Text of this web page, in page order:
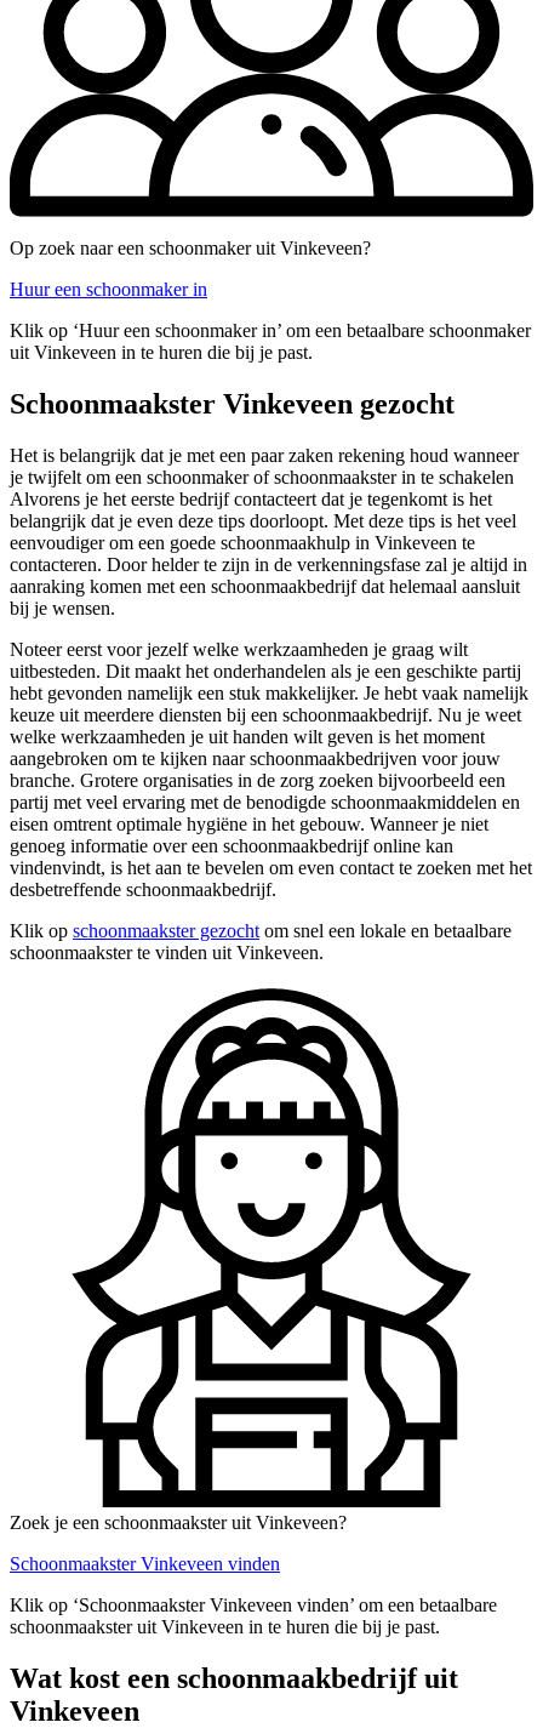
Op zoek naar een schoonmaker uit Vinkeveen?
Huur een schoonmaker in
Klik op ‘Huur een schoonmaker in’ om een betaalbare schoonmaker
uit Vinkeveen in te huren die bij je past.
Schoonmaakster Vinkeveen gezocht
Het is belangrijk dat je met een paar zaken rekening houd wanneer
je twijfelt om een schoonmaker of schoonmaakster in te schakelen
Alvorens je het eerste bedrijf contacteert dat je tegenkomt is het
belangrijk dat je even deze tips doorloopt. Met deze tips is het veel
eenvoudiger om een goede schoonmaakhulp in Vinkeveen te
contacteren. Door helder te zijn in de verkenningsfase zal je altijd in
aanraking komen met een schoonmaakbedrijf dat helemaal aansluit
bij je wensen.
Noteer eerst voor jezelf welke werkzaamheden je graag wilt
uitbesteden. Dit maakt het onderhandelen als je een geschikte partij
hebt gevonden namelijk een stuk makkelijker. Je hebt vaak namelijk
keuze uit meerdere diensten bij een schoonmaakbedrijf. Nu je weet
welke werkzaamheden je uit handen wilt geven is het moment
aangebroken om te kijken naar schoonmaakbedrijven voor jouw
branche. Grotere organisaties in de zorg zoeken bijvoorbeeld een
partij met veel ervaring met de benodigde schoonmaakmiddelen en
eisen omtrent optimale hygiëne in het gebouw. Wanneer je niet
genoeg informatie over een schoonmaakbedrijf online kan
vindenvindt, is het aan te bevelen om even contact te zoeken met het
desbetreffende schoonmaakbedrijf.
Klik op schoonmaakster gezocht om snel een lokale en betaalbare
schoonmaakster te vinden uit Vinkeveen.
Zoek je een schoonmaakster uit Vinkeveen?
Schoonmaakster Vinkeveen vinden
Klik op ‘Schoonmaakster Vinkeveen vinden’ om een betaalbare
schoonmaakster uit Vinkeveen in te huren die bij je past.
Wat kost een schoonmaakbedrijf uit
Vinkeveen